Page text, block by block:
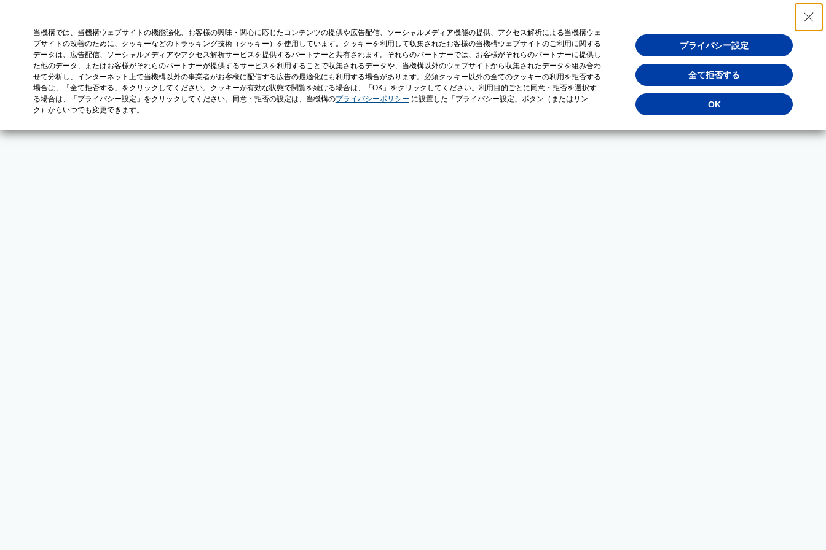
当機構では、当機構ウェブサイトの機能強化、お客様の興味・関心に応じたコンテンツの提供や広告配信、ソーシャルメディア機能の提供、アクセス解析による当機構ウェ
ブサイトの改善のために、クッキーなどのトラッキング技術（クッキー）を使用しています。クッキーを利用して収集されたお客様の当機構ウェブサイトのご利用に関する
データは、広告配信、ソーシャルメディアやアクセス解析サービスを提供するパートナーと共有されます。それらのパートナーでは、お客様がそれらのパートナーに提供し
た他のデータ、またはお客様がそれらのパートナーが提供するサービスを利用することで収集されるデータや、当機構以外のウェブサイトから収集されたデータを組み合わ
せて分析し、インターネット上で当機構以外の事業者がお客様に配信する広告の最適化にも利用する場合があります。必須クッキー以外の全てのクッキーの利用を拒否する
場合は、「全て拒否する」をクリックしてください。クッキーが有効な状態で閲覧を続ける場合は、「OK」をクリックしてください。利用目的ごとに同意・拒否を選択す
る場合は、「プライバシー設定」をクリックしてください。同意・拒否の設定は、当機構のプライバシーポリシー に設置した「プライバシー設定」ボタン（またはリン
ク）からいつでも変更できます。
プライバシー設定
全て拒否する
OK